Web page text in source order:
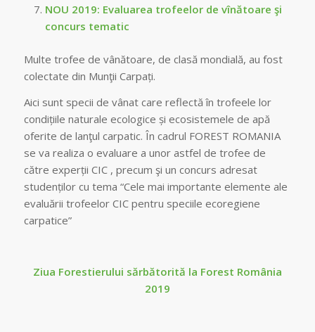
NOU 2019: Evaluarea trofeelor de vînătoare şi
concurs tematic
Multe trofee de vânătoare, de clasă mondială, au fost
colectate din Munţii Carpați.
Aici sunt specii de vânat care reflectă în trofeele lor
condițiile naturale ecologice și ecosistemele de apă
oferite de lanţul carpatic. În cadrul FOREST ROMANIA
se va realiza o evaluare a unor astfel de trofee ​​de
către experții CIC , precum şi un concurs adresat
studenților cu tema “Cele mai importante elemente ale
evaluării trofeelor ​​CIC pentru speciile ecoregiene
carpatice”
Ziua Forestierului sărbătorită la Forest România
2019